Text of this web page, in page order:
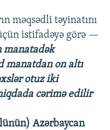
məqsədli təyinatını
istifadəyə görə —
manatadək
manatdan on altı
otuz iki
cərimə edilir
Azərbaycan